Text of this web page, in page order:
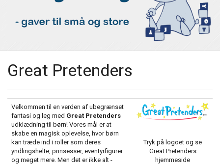
Great Pretenders
Velkommen til en verden af ubegrænset
fantasi og leg med Great Pretenders
udklædning til børn! Vores mål er at
skabe en magisk oplevelse, hvor børn
kan træde ind i roller som deres
yndlingshelte, prinsesser, eventyrfigurer
og meget mere. Men det er ikke alt -
Tryk på logoet og se
Great Pretenders
hjemmeside